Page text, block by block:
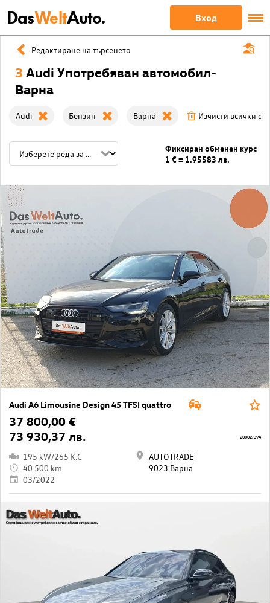
DasWeltAuto. Вход
Редактиране на търсенето
3 Audi Употребяван автомобил-
Варна
Audi Бензин Варна Изчисти всички
Фиксиран обменен курс
1 € = 1.95583 лв.
Audi A6 Limousine Design 45 TFSI quattro
37 800,00 €
73 930,37 лв.
195 kW/265 K.C
40 500 km
03/2022
AUTOTRADE
9023 Варна
20002/394